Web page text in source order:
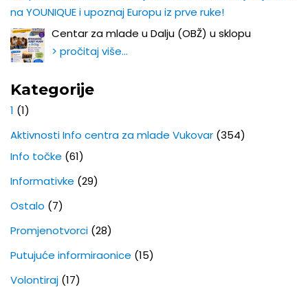
na YOUNIQUE i upoznaj Europu iz prve ruke!
Centar za mlade u Dalju (OBŽ) u sklopu
> pročitaj više…
Kategorije
1 (1)
Aktivnosti Info centra za mlade Vukovar (354)
Info točke (61)
Informativke (29)
Ostalo (7)
Promjenotvorci (28)
Putujuće informiraonice (15)
Volontiraj (17)